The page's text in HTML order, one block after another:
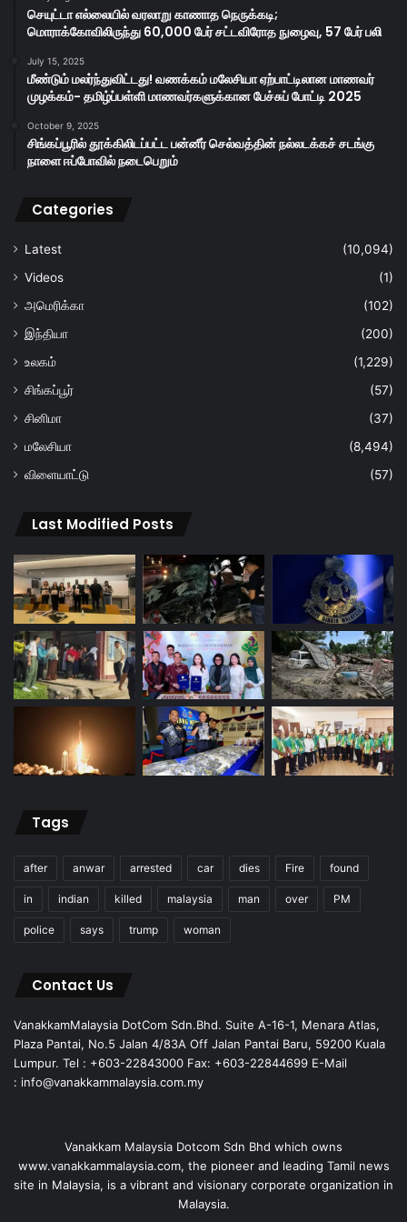
செயுட்டா எல்லையில் வரலாறு காணாத நெருக்கடி;
மொராக்கோவிலிருந்து 60,000 பேர் சட்டவிரோத நுழைவு, 57 பேர் பலி
July 15, 2025
மீண்டும் மலர்ந்துவிட்டது! வணக்கம் மலேசியா ஏற்பாட்டிலான மாணவர்
முழக்கம்- தமிழ்ப்பள்ளி மாணவர்களுக்கான பேச்சுப் போட்டி 2025
October 9, 2025
சிங்கப்பூரில் தூக்கிலிடப்பட்ட பன்னீர் செல்வத்தின் நல்லடக்கச் சடங்கு
நாளை ஈப்போவில் நடைபெறும்
Categories
Latest
(10,094)
Videos
(1)
அமெரிக்கா
(102)
இந்தியா
(200)
உலகம்
(1,229)
சிங்கப்பூர்
(57)
சினிமா
(37)
மலேசியா
(8,494)
விளையாட்டு
(57)
Last Modified Posts
Tags
after anwar arrested car dies Fire found
in indian killed malaysia man over PM
police says trump woman
Contact Us
VanakkamMalaysia DotCom Sdn.Bhd. Suite A-16-1, Menara Atlas,
Plaza Pantai, No.5 Jalan 4/83A Off Jalan Pantai Baru, 59200 Kuala
Lumpur. Tel : +603-22843000 Fax: +603-22844699 E-Mail
: info@vanakkammalaysia.com.my
Vanakkam Malaysia Dotcom Sdn Bhd which owns
www.vanakkammalaysia.com, the pioneer and leading Tamil news
site in Malaysia, is a vibrant and visionary corporate organization in
Malaysia.